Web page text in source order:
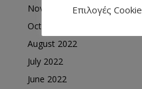
November 2022
October 2022
August 2022
July 2022
June 2022
Επιλογές Cookie